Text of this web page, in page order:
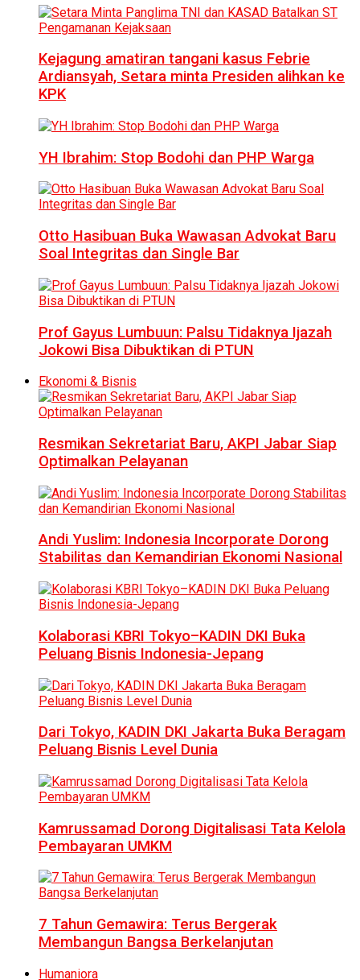
Kejagung amatiran tangani kasus Febrie
Ardiansyah, Setara minta Presiden alihkan ke
KPK
YH Ibrahim: Stop Bodohi dan PHP Warga
Otto Hasibuan Buka Wawasan Advokat Baru
Soal Integritas dan Single Bar
Prof Gayus Lumbuun: Palsu Tidaknya Ijazah
Jokowi Bisa Dibuktikan di PTUN
Ekonomi & Bisnis
Resmikan Sekretariat Baru, AKPI Jabar Siap
Optimalkan Pelayanan
Andi Yuslim: Indonesia Incorporate Dorong
Stabilitas dan Kemandirian Ekonomi Nasional
Kolaborasi KBRI Tokyo–KADIN DKI Buka
Peluang Bisnis Indonesia-Jepang
Dari Tokyo, KADIN DKI Jakarta Buka Beragam
Peluang Bisnis Level Dunia
Kamrussamad Dorong Digitalisasi Tata Kelola
Pembayaran UMKM
7 Tahun Gemawira: Terus Bergerak
Membangun Bangsa Berkelanjutan
Humaniora